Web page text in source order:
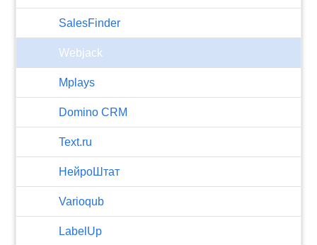
SalesFinder
Webjack
Mplays
Domino CRM
Text.ru
НейроШтат
Varioqub
LabelUp